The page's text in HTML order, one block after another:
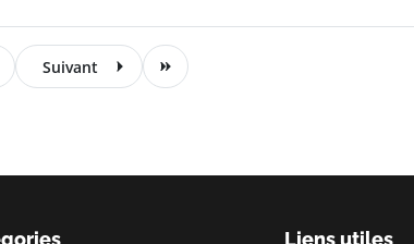
Suivant
Liens utiles